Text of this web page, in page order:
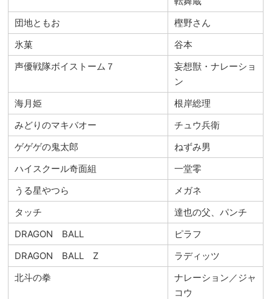
団地ともお
樫野さん
氷菓
谷本
声優戦隊ボイストーム７
妄想獣・ナレーショ
ン
海月姫
根岸総理
みどりのマキバオー
チュウ兵衛
ゲゲゲの鬼太郎
ねずみ男
ハイスクール奇面組
一堂零
うる星やつら
メガネ
タッチ
達也の父、パンチ
DRAGON BALL
ピラフ
DRAGON BALL Z
ラディッツ
北斗の拳
ナレーション／ジャ
コウ